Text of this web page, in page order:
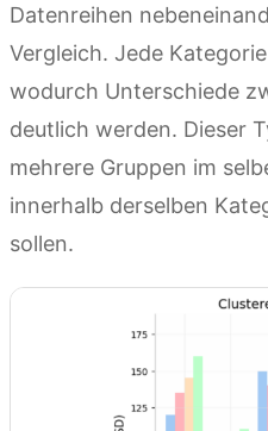
Datenreihen
Vergleich. Jede
wodurch Unterschiede
deutlich werden. Dieser
mehrere Gruppen im
innerhalb derselben
sollen.